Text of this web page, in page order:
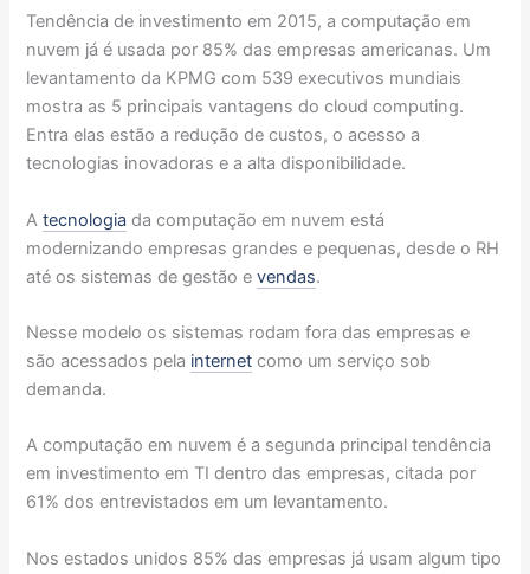
Tendência de investimento em 2015, a computação em
nuvem já é usada por 85% das empresas americanas. Um
levantamento da KPMG com 539 executivos mundiais
mostra as 5 principais vantagens do cloud computing.
Entra elas estão a redução de custos, o acesso a
tecnologias inovadoras e a alta disponibilidade.
Atecnologia da computação em nuvem está
modernizando empresas grandes e pequenas, desde o RH
até os sistemas de gestão evendas.
Nesse modelo os sistemas rodam fora das empresas e
são acessados pela internet como um serviço sob
demanda.
A computação em nuvem é a segunda principal tendência
em investimento em TI dentro das empresas, citada por
61% dos entrevistados em um levantamento.
Nos estados unidos 85% das empresas já usam algum tipo